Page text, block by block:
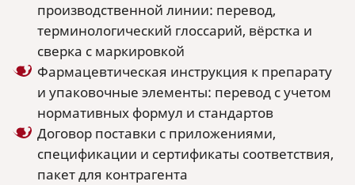
производственной линии: перевод,
терминологический глоссарий, вёрстка и
сверка с маркировкой
Фармацевтическая инструкция к препарату
и упаковочные элементы: перевод с учетом
нормативных формул и стандартов
Договор поставки с приложениями,
спецификации и сертификаты соответствия,
пакет для контрагента